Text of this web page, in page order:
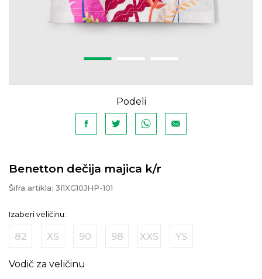
Podeli
Benetton dečija majica k/r
Šifra artikla: 3I1XG10JHP-101
Izaberi veličinu:
82 XS 90 98 XXS YS
Vodič za veličinu